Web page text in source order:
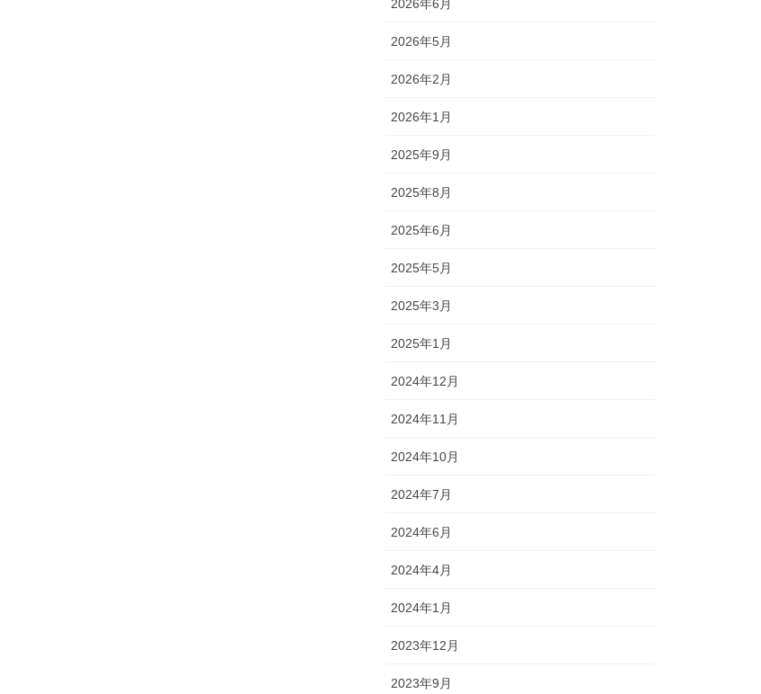
2026年6月
2026年5月
2026年2月
2026年1月
2025年9月
2025年8月
2025年6月
2025年5月
2025年3月
2025年1月
2024年12月
2024年11月
2024年10月
2024年7月
2024年6月
2024年4月
2024年1月
2023年12月
2023年9月